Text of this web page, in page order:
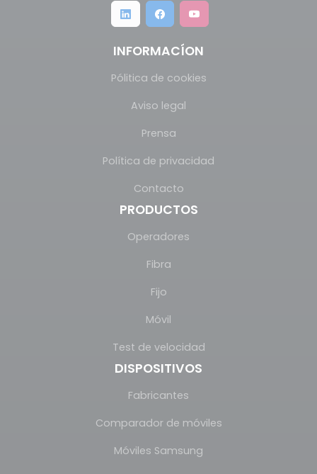
INFORMACÍON
Pólitica de cookies
Aviso legal
Prensa
Política de privacidad
Contacto
PRODUCTOS
Operadores
Fibra
Fijo
Móvil
Test de velocidad
DISPOSITIVOS
Fabricantes
Comparador de móviles
Móviles Samsung